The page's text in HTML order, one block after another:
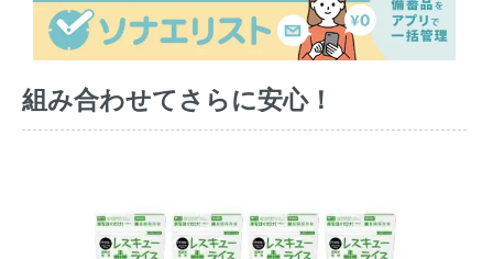
組み合わせてさらに安心！